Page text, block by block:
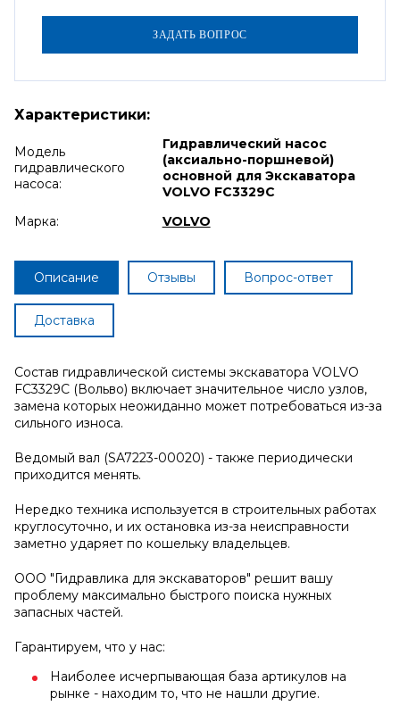
Характеристики:
Модель
гидравлического
насоса:
Гидравлический насос
(аксиально-поршневой)
основной для Экскаватора
VOLVO FC3329C
Марка:
VOLVO
Описание Отзывы Вопрос-ответ
Доставка
Состав гидравлической системы экскаватора VOLVO
FC3329C (Вольво) включает значительное число узлов,
замена которых неожиданно может потребоваться из-за
сильного износа.
Ведомый вал (SA7223-00020) - также периодически
приходится менять.
Нередко техника используется в строительных работах
круглосуточно, и их остановка из-за неисправности
заметно ударяет по кошельку владельцев.
ООО "Гидравлика для экскаваторов" решит вашу
проблему максимально быстрого поиска нужных
запасных частей.
Гарантируем, что у нас:
Наиболее исчерпывающая база артикулов на
рынке - находим то, что не нашли другие.